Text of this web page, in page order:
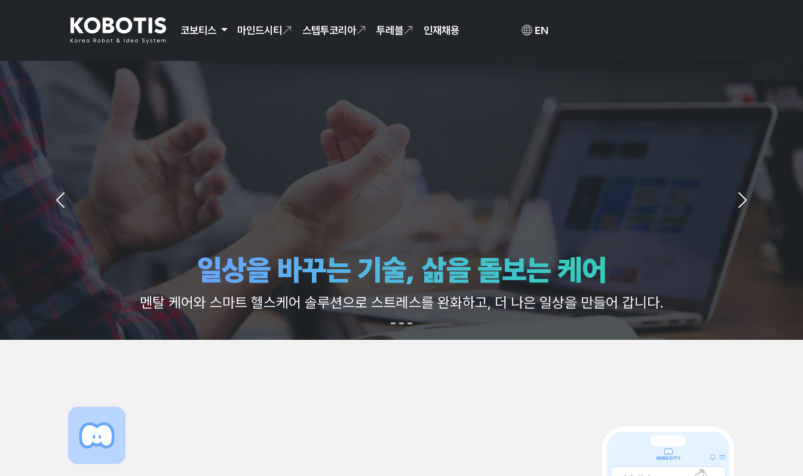
코보티스 마인드시티 스텝투코리아 투레블 인재채용 EN
미래를 향한 혁신, K-CYBER CITY
AI 로봇과 혁신적인 기술로 사이버 미래 도시를 구상하며, 세계를 연결하는 새로운 가치를 제공합니
다.